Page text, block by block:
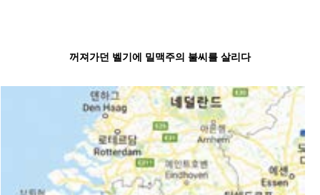
꺼져가던 벨기에 밀맥주의 불씨를 살리다